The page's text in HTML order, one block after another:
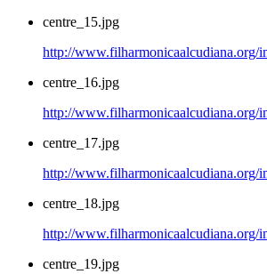
centre_15.jpg
http://www.filharmonicaalcudiana.org/
centre_16.jpg
http://www.filharmonicaalcudiana.org/
centre_17.jpg
http://www.filharmonicaalcudiana.org/
centre_18.jpg
http://www.filharmonicaalcudiana.org/
centre_19.jpg